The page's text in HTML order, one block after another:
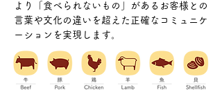
より「食べられないもの」があるお客様との
言葉や文化の違いを超えた正確なコミュニケ
ーションを実現します。